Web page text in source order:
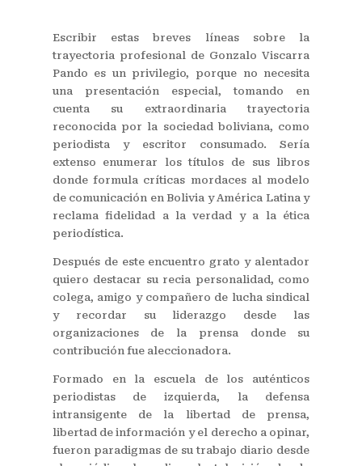
Escribir estas breves líneas sobre la
trayectoria profesional de Gonzalo Viscarra
Pando es un privilegio, porque no necesita
una presentación especial, tomando en
cuenta su extraordinaria trayectoria
reconocida por la sociedad boliviana, como
periodista y escritor consumado. Sería
extenso enumerar los títulos de sus libros
donde formula críticas mordaces al modelo
de comunicación en Bolivia y América Latina y
reclama fidelidad a la verdad y a la ética
periodística.
Después de este encuentro grato y alentador
quiero destacar su recia personalidad, como
colega, amigo y compañero de lucha sindical
y recordar su liderazgo desde las
organizaciones de la prensa donde su
contribución fue aleccionadora.
Formado en la escuela de los auténticos
periodistas de izquierda, la defensa
intransigente de la libertad de prensa,
libertad de información y el derecho a opinar,
fueron paradigmas de su trabajo diario desde